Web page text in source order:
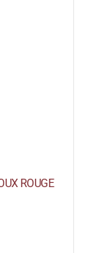
ROUGE